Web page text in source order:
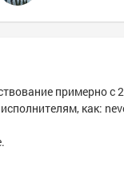
примерно с
как: